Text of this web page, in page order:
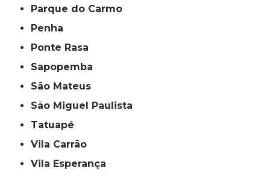
Parque do Carmo
Penha
Ponte Rasa
Sapopemba
São Mateus
São Miguel Paulista
Tatuapé
Vila Carrão
Vila Esperança